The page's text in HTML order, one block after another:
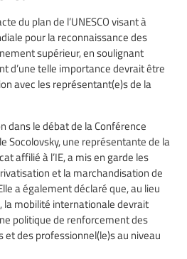
du plan de l’UNESCO visant à
pour la reconnaissance des
supérieur, en soulignant
d’une telle importance devrait être
avec les représentant(e)s de la
dans le débat de la Conférence
Socolovsky, une représentante de la
affilié à l’IE, a mis en garde les
et la marchandisation de
a également déclaré que, au lieu
la mobilité internationale devrait
politique de renforcement des
des professionnel(le)s au niveau